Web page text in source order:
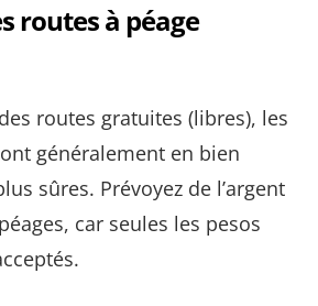
routes à péage
routes gratuites (libres), les
généralement en bien
sûres. Prévoyez de l’argent
car seules les pesos